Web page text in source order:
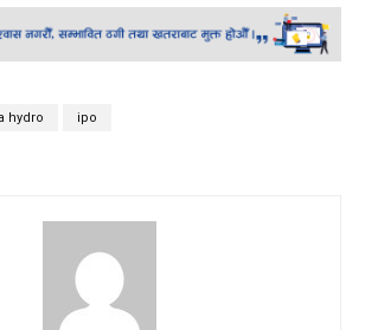
hydro ipo